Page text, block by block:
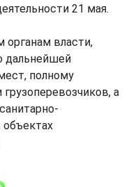
21 мая.
власти,
дальнейшей
полному
а
объектах